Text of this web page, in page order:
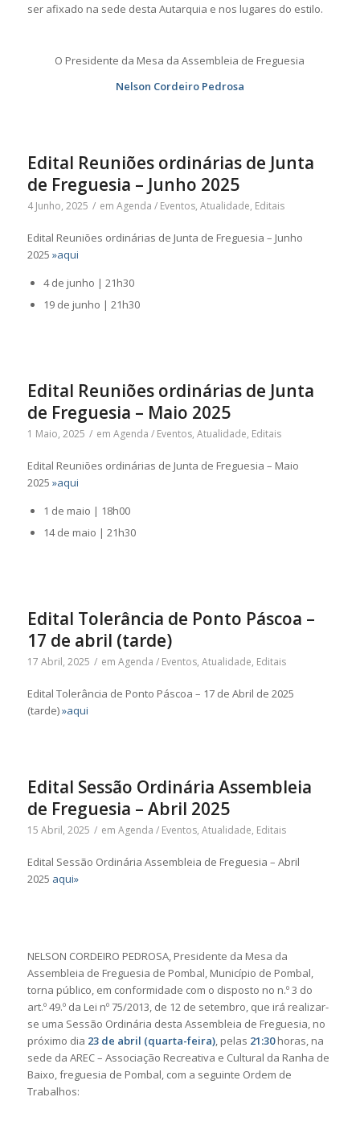
ser afixado na sede desta Autarquia e nos lugares do estilo.
O Presidente da Mesa da Assembleia de Freguesia
Nelson Cordeiro Pedrosa
Edital Reuniões ordinárias de Junta
de Freguesia – Junho 2025
4 Junho, 2025 / em Agenda / Eventos, Atualidade, Editais
Edital Reuniões ordinárias de Junta de Freguesia – Junho
2025 »aqui
4 de junho | 21h30
19 de junho | 21h30
Edital Reuniões ordinárias de Junta
de Freguesia – Maio 2025
1 Maio, 2025 / em Agenda / Eventos, Atualidade, Editais
Edital Reuniões ordinárias de Junta de Freguesia – Maio
2025 »aqui
1 de maio | 18h00
14 de maio | 21h30
Edital Tolerância de Ponto Páscoa –
17 de abril (tarde)
17 Abril, 2025 / em Agenda / Eventos, Atualidade, Editais
Edital Tolerância de Ponto Páscoa – 17 de Abril de 2025
(tarde)»aqui
Edital Sessão Ordinária Assembleia
de Freguesia – Abril 2025
15 Abril, 2025 / em Agenda / Eventos, Atualidade, Editais
Edital Sessão Ordinária Assembleia de Freguesia – Abril
2025 aqui»
NELSON CORDEIRO PEDROSA, Presidente da Mesa da
Assembleia de Freguesia de Pombal, Município de Pombal,
torna público, em conformidade com o disposto no n.º 3 do
art.º 49.º da Lei nº 75/2013, de 12 de setembro, que irá realizar-
se uma Sessão Ordinária desta Assembleia de Freguesia, no
próximo dia 23 de abril (quarta-feira), pelas 21:30horas, na
sede da AREC – Associação Recreativa e Cultural da Ranha de
Baixo, freguesia de Pombal, com a seguinte Ordem de
Trabalhos: